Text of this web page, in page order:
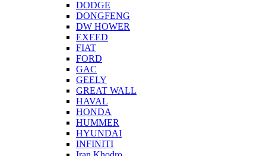
DODGE
DONGFENG
DW HOWER
EXEED
FIAT
FORD
GAC
GEELY
GREAT WALL
HAVAL
HONDA
HUMMER
HYUNDAI
INFINITI